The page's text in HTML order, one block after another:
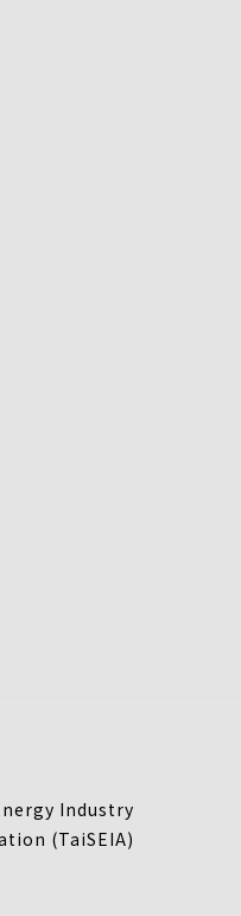
Industry
(TaiSEIA)